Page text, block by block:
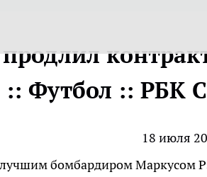
Футбол :: РБК
18 июля
лучшим бомбардиром Маркусом